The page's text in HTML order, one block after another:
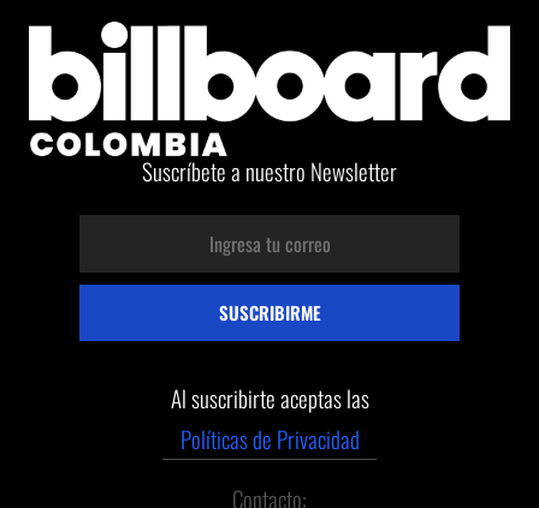
Suscríbete a nuestro Newsletter
Al suscribirte aceptas las
Políticas de Privacidad
Contacto: